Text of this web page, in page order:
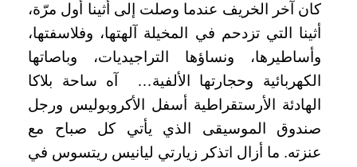
كان آخر الخريف عندما وصلت إلى أثينا أول مرّة،
أثينا التي تزدحم في المخيلة آلهتها، وفلاسفتها،
وأساطيرها، ونساؤها التراجيديات، وباصاتها
الكهربائية وحجارتها الألفية… آه ساحة بلاكا
الهادئة الأرستقراطية أسفل الأكروبوليس ورجل
صندوق الموسيقى الذي يأتي كل صباح مع
عنزته. ما أزال اتذكر زيارتي ليانيس ريتسوس في